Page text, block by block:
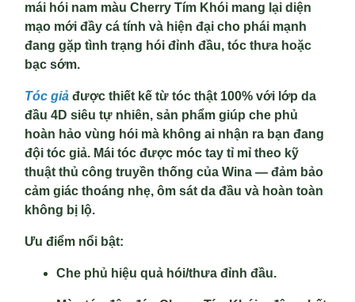
mái hói nam màu Cherry Tím Khói mang lại diện
mạo mới đầy cá tính và hiện đại cho phái mạnh
đang gặp tình trạng hói đỉnh đầu, tóc thưa hoặc
bạc sớm.
Tóc giả được thiết kế từ tóc thật 100% với lớp da
đầu 4D siêu tự nhiên, sản phẩm giúp che phủ
hoàn hảo vùng hói mà không ai nhận ra bạn đang
đội tóc giả. Mái tóc được móc tay tỉ mỉ theo kỹ
thuật thủ công truyền thống của Wina — đảm bảo
cảm giác thoáng nhẹ, ôm sát da đầu và hoàn toàn
không bị lộ.
Ưu điểm nổi bật:
Che phủ hiệu quả hói/thưa đỉnh đầu.